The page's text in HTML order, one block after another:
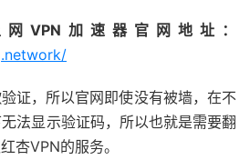
VPN加速器官网地址：
证，所以官网即使没有被墙，在不
法显示验证码，所以也就是需要翻
杏VPN的服务。